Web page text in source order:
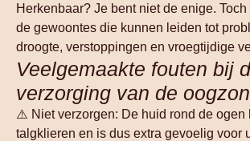
Herkenbaar? Je bent niet de enige.
de gewoontes die kunnen leiden tot
droogte, verstoppingen en vroegtijdige
Veelgemaakte fouten bij
verzorging van de
⚠️ Niet verzorgen: De huid rond de
talgklieren en is dus extra gevoelig voor